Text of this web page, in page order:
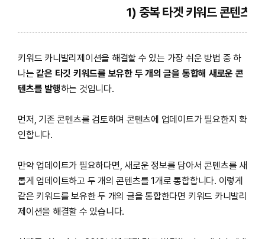
1) 중복 타겟 키워드 콘텐츠
키워드 카니발리제이션을 해결할 수 있는 가장 쉬운 방법 중 하
나는같은 타깃 키워드를 보유한 두 개의 글을 통합해 새로운 콘
텐츠를 발행하는 것입니다.
먼저, 기존 콘텐츠를 검토하며 콘텐츠에 업데이트가 필요한지 확
인합니다.
만약 업데이트가 필요하다면, 새로운 정보를 담아서 콘텐츠를 새
롭게 업데이트하고 두 개의 콘텐츠를 1개로 통합합니다. 이렇게
같은 키워드를 보유한 두 개의 글을 통합한다면 키워드 카니발리
제이션을 해결할 수 있습니다.